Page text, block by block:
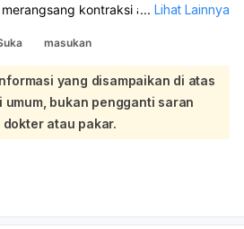
kontraksi atau aman
bersoda diketahui memiliki banyak
secara umum, termasuk:
tinggi dapat menyebabkan
drastis kadar gula darah, serta
diabetes tipe 2.
gangguan pencernaan seperti
kekurangan elektrolit serta
... Lihat Lainnya
masukan
yang disampaikan di atas
bukan pengganti saran
atau pakar.